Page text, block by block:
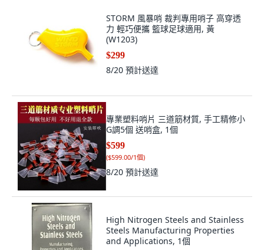
STORM 風暴哨 裁判專用哨子 高穿透
力 輕巧便攜 籃球足球適用, 黃
(W1203)
$299
8/20 預計送達
專業塑料哨片 三道筋材質, 手工精修小
G調5個 送哨盒, 1個
$599
($599.00/1個)
8/20 預計送達
High Nitrogen Steels and Stainless
Steels Manufacturing Properties
and Applications, 1個